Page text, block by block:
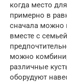
когда место
примерно в
сначала можно
вместе с
можно
различные
оборудуют